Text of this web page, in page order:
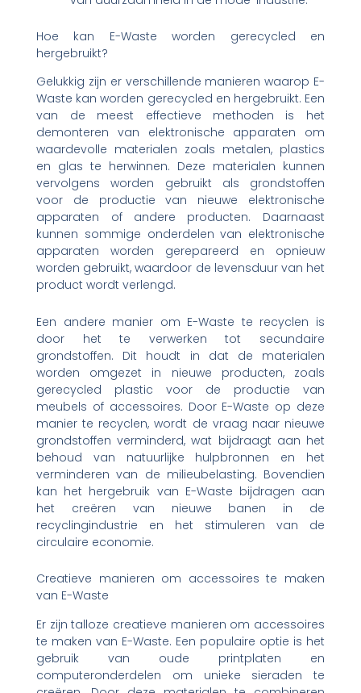
Hoe kan E-Waste worden gerecycled en
hergebruikt?
Gelukkig zijn er verschillende manieren waarop E-
Waste kan worden gerecycled en hergebruikt. Een
van de meest effectieve methoden is het
demonteren van elektronische apparaten om
waardevolle materialen zoals metalen, plastics
en glas te herwinnen. Deze materialen kunnen
vervolgens worden gebruikt als grondstoffen
voor de productie van nieuwe elektronische
apparaten of andere producten. Daarnaast
kunnen sommige onderdelen van elektronische
apparaten worden gerepareerd en opnieuw
worden gebruikt, waardoor de levensduur van het
product wordt verlengd.
Een andere manier om E-Waste te recyclen is
door het te verwerken tot secundaire
grondstoffen. Dit houdt in dat de materialen
worden omgezet in nieuwe producten, zoals
gerecycled plastic voor de productie van
meubels of accessoires. Door E-Waste op deze
manier te recyclen, wordt de vraag naar nieuwe
grondstoffen verminderd, wat bijdraagt aan het
behoud van natuurlijke hulpbronnen en het
verminderen van de milieubelasting. Bovendien
kan het hergebruik van E-Waste bijdragen aan
het creëren van nieuwe banen in de
recyclingindustrie en het stimuleren van de
circulaire economie.
Creatieve manieren om accessoires te maken
van E-Waste
Er zijn talloze creatieve manieren om accessoires
te maken van E-Waste. Een populaire optie is het
gebruik van oude printplaten en
computeronderdelen om unieke sieraden te